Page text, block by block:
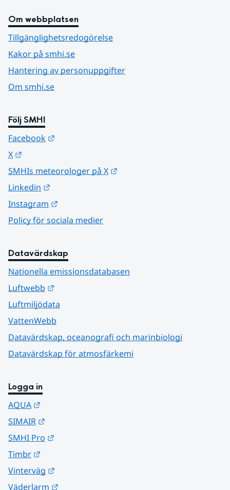
Om webbplatsen
Tillgänglighetsredogörelse
Kakor på smhi.se
Hantering av personuppgifter
Om smhi.se
Följ SMHI
Facebook
X
SMHIs meteorologer på X
Linkedin
Instagram
Policy för sociala medier
Datavärdskap
Nationella emissionsdatabasen
Luftwebb
Luftmiljödata
VattenWebb
Datavärdskap, oceanografi och marinbiologi
Datavärdskap för atmosfärkemi
Logga in
AQUA
SIMAIR
SMHI Pro
Timbr
Vinterväg
Väderlarm